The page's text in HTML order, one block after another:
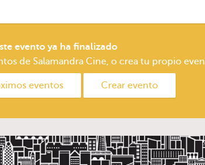
evento ya ha finalizado
de Salamandra Cine, o crea tu propio
eventos Crear evento